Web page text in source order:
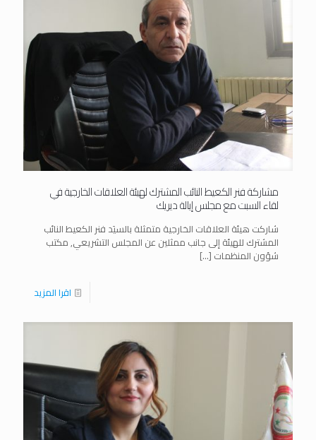
مشاركة فنر الكعيط النائب المشترك لهيئة العلاقات الخارجية في
لقاء السبت مع مجلس إيالة ديريك
شاركت هيئة العلاقات الخارجية متمثلة بالسيَد فنر الكعيط النائب
المشترك للهيئة إلى جانب ممثلين عن المجلس التشريعي, مكتب
شؤون المنظمات […]
اقرا المزيد